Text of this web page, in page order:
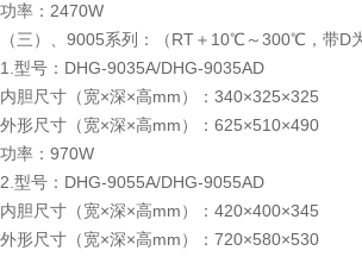
功率：2470W
（三）、9005系列：（RT＋10℃～300℃，带D
1.型号：DHG-9035A/DHG-9035AD
内胆尺寸（宽×深×高mm）：340×325×325
外形尺寸（宽×深×高mm）：625×510×490
功率：970W
2.型号：DHG-9055A/DHG-9055AD
内胆尺寸（宽×深×高mm）：420×400×345
外形尺寸（宽×深×高mm）：720×580×530